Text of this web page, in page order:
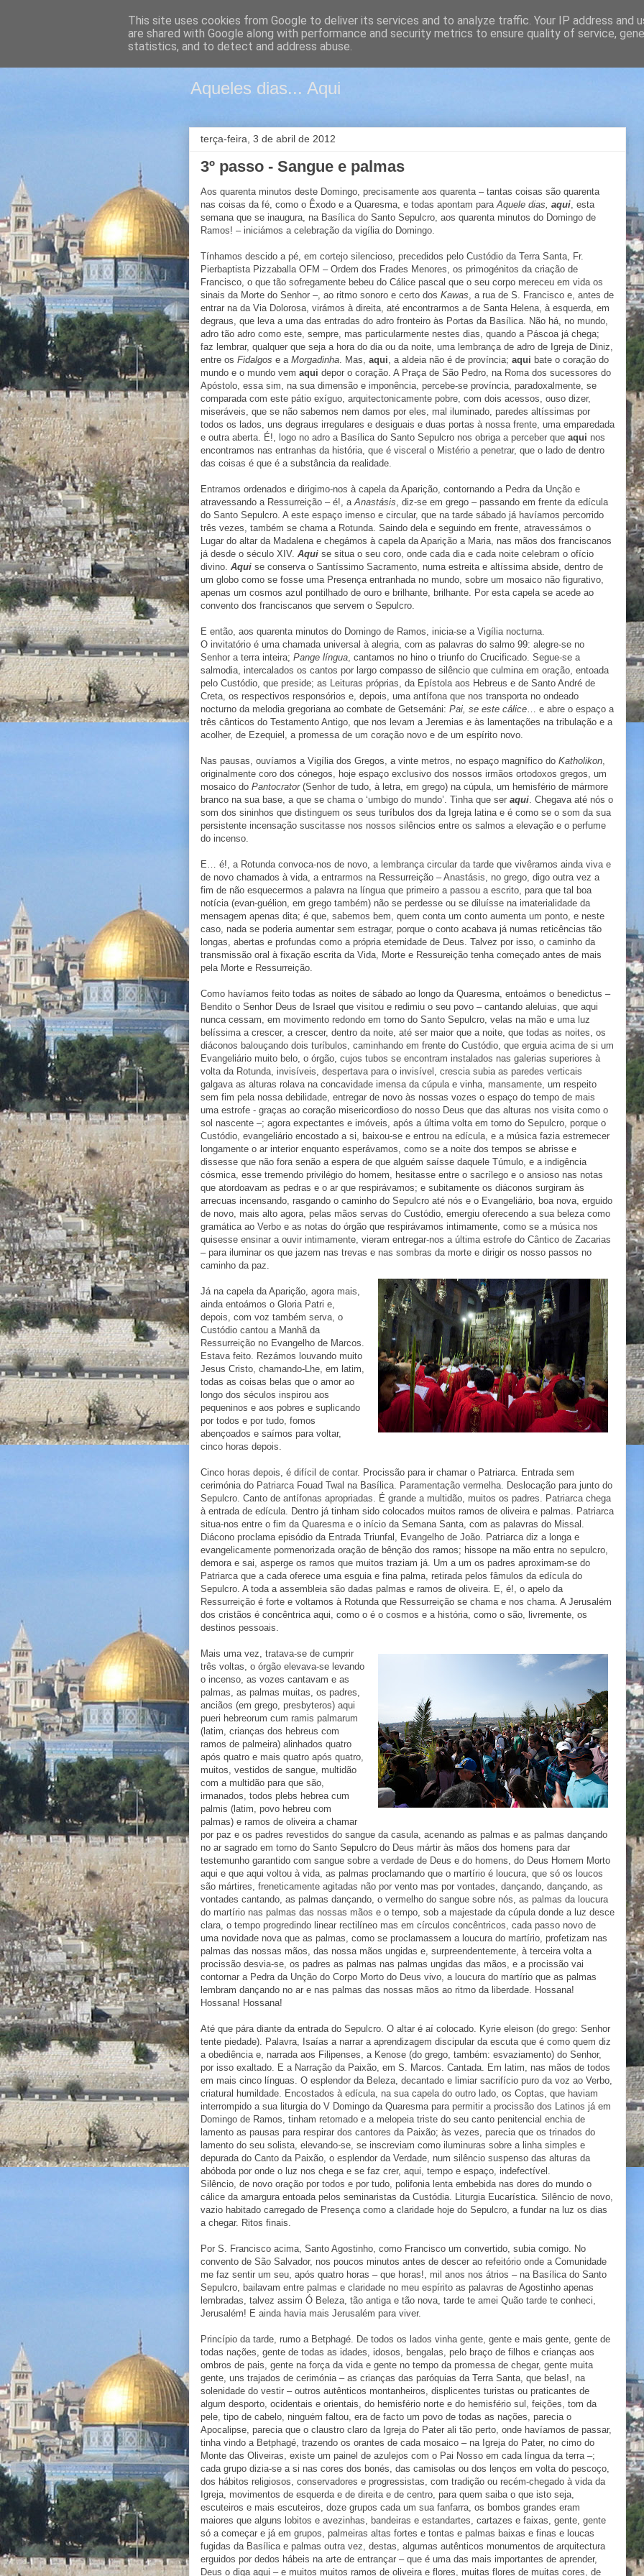
Páscoa em Jerusalém
Aqueles dias... Aqui
terça-feira, 3 de abril de 2012
3º passo - Sangue e palmas
Aos quarenta minutos deste Domingo, precisamente aos quarenta – tantas coisas são quarenta
nas coisas da fé, como o Êxodo e a Quaresma, e todas apontam paraAquele dias, aqui, esta
semana que se inaugura, na Basílica do Santo Sepulcro, aos quarenta minutos do Domingo de
Ramos! – iniciámos a celebração da vigília do Domingo.
Tínhamos descido a pé, em cortejo silencioso, precedidos pelo Custódio da Terra Santa, Fr.
Pierbaptista Pizzaballa OFM – Ordem dos Frades Menores, os primogénitos da criação de
Francisco, o que tão sofregamente bebeu do Cálice pascal que o seu corpo mereceu em vida os
sinais da Morte do Senhor –, ao ritmo sonoro e certo dos Kawas, a rua de S. Francisco e, antes de
entrar na da Via Dolorosa, virámos à direita, até encontrarmos a de Santa Helena, à esquerda, em
degraus, que leva a uma das entradas do adro fronteiro às Portas da Basílica. Não há, no mundo,
adro tão adro como este, sempre, mas particularmente nestes dias, quando a Páscoa já chega;
faz lembrar, qualquer que seja a hora do dia ou da noite, uma lembrança de adro de Igreja de Diniz,
entre os Fidalgos e a Morgadinha. Mas, aqui, a aldeia não é de província; aqui bate o coração do
mundo e o mundo vem aqui depor o coração. A Praça de São Pedro, na Roma dos sucessores do
Apóstolo, essa sim, na sua dimensão e imponência, percebe-se província, paradoxalmente, se
comparada com este pátio exíguo, arquitectonicamente pobre, com dois acessos, ouso dizer,
miseráveis, que se não sabemos nem damos por eles, mal iluminado, paredes altíssimas por
todos os lados, uns degraus irregulares e desiguais e duas portas à nossa frente, uma emparedada
e outra aberta. É!, logo no adro a Basílica do Santo Sepulcro nos obriga a perceber que aqui nos
encontramos nas entranhas da história, que é visceral o Mistério a penetrar, que o lado de dentro
das coisas é que é a substância da realidade.
Entramos ordenados e dirigimo-nos à capela da Aparição, contornando a Pedra da Unção e
atravessando a Ressurreição – é!, aAnastásis, diz-se em grego – passando em frente da edícula
do Santo Sepulcro. A este espaço imenso e circular, que na tarde sábado já havíamos percorrido
três vezes, também se chama a Rotunda. Saindo dela e seguindo em frente, atravessámos o
Lugar do altar da Madalena e chegámos à capela da Aparição a Maria, nas mãos dos franciscanos
já desde o século XIV. Aqui se situa o seu coro, onde cada dia e cada noite celebram o ofício
divino. Aqui se conserva o Santíssimo Sacramento, numa estreita e altíssima abside, dentro de
um globo como se fosse uma Presença entranhada no mundo, sobre um mosaico não figurativo,
apenas um cosmos azul pontilhado de ouro e brilhante, brilhante. Por esta capela se acede ao
convento dos franciscanos que servem o Sepulcro.
E então, aos quarenta minutos do Domingo de Ramos, inicia-se a Vigília nocturna.
O invitatório é uma chamada universal à alegria, com as palavras do salmo 99: alegre-se no
Senhor a terra inteira; Pange língua, cantamos no hino o triunfo do Crucificado. Segue-se a
salmodia, intercalados os cantos por largo compasso de silêncio que culmina em oração, entoada
pelo Custódio, que preside; as Leituras próprias, da Epístola aos Hebreus e de Santo André de
Creta, os respectivos responsórios e, depois, uma antífona que nos transporta no ondeado
nocturno da melodia gregoriana ao combate de Getsemáni: Pai, se este cálice… e abre o espaço a
três cânticos do Testamento Antigo, que nos levam a Jeremias e às lamentações na tribulação e a
acolher, de Ezequiel, a promessa de um coração novo e de um espírito novo.
Nas pausas, ouvíamos a Vigília dos Gregos, a vinte metros, no espaço magnífico do Katholikon,
originalmente coro dos cónegos, hoje espaço exclusivo dos nossos irmãos ortodoxos gregos, um
mosaico do Pantocrator(Senhor de tudo, à letra, em grego) na cúpula, um hemisfério de mármore
branco na sua base, a que se chama o ‘umbigo do mundo’. Tinha que ser aqui. Chegava até nós o
som dos sininhos que distinguem os seus turíbulos dos da Igreja latina e é como se o som da sua
persistente incensação suscitasse nos nossos silêncios entre os salmos a elevação e o perfume
do incenso.
E… é!, a Rotunda convoca-nos de novo, a lembrança circular da tarde que vivêramos ainda viva e
de novo chamados à vida, a entrarmos na Ressurreição – Anastásis, no grego, digo outra vez a
fim de não esquecermos a palavra na língua que primeiro a passou a escrito, para que tal boa
notícia (evan-guélion, em grego também) não se perdesse ou se diluísse na imaterialidade da
mensagem apenas dita; é que, sabemos bem, quem conta um conto aumenta um ponto, e neste
caso, nada se poderia aumentar sem estragar, porque o conto acabava já numas reticências tão
longas, abertas e profundas como a própria eternidade de Deus. Talvez por isso, o caminho da
transmissão oral à fixação escrita da Vida, Morte e Ressureição tenha começado antes de mais
pela Morte e Ressurreição.
Como havíamos feito todas as noites de sábado ao longo da Quaresma, entoámos o benedictus –
Bendito o Senhor Deus de Israel que visitou e redimiu o seu povo – cantando aleluias, que aqui
nunca cessam, em movimento redondo em torno do Santo Sepulcro, velas na mão e uma luz
belíssima a crescer, a crescer, dentro da noite, até ser maior que a noite, que todas as noites, os
diáconos balouçando dois turíbulos, caminhando em frente do Custódio, que erguia acima de si um
Evangeliário muito belo, o órgão, cujos tubos se encontram instalados nas galerias superiores à
volta da Rotunda, invisíveis, despertava para o invisível, crescia subia as paredes verticais
galgava as alturas rolava na concavidade imensa da cúpula e vinha, mansamente, um respeito
sem fim pela nossa debilidade, entregar de novo às nossas vozes o espaço do tempo de mais
uma estrofe - graças ao coração misericordioso do nosso Deus que das alturas nos visita como o
sol nascente –; agora expectantes e imóveis, após a última volta em torno do Sepulcro, porque o
Custódio, evangeliário encostado a si, baixou-se e entrou na edícula, e a música fazia estremecer
longamente o ar interior enquanto esperávamos, como se a noite dos tempos se abrisse e
dissesse que não fora senão a espera de que alguém saísse daquele Túmulo, e a indigência
cósmica, esse tremendo privilégio do homem, hesitasse entre o sacrílego e o ansioso nas notas
que atordoavam as pedras e o ar que respirávamos; e subitamente os diáconos surgiram às
arrecuas incensando, rasgando o caminho do Sepulcro até nós e o Evangeliário, boa nova, erguido
de novo, mais alto agora, pelas mãos servas do Custódio, emergiu oferecendo a sua beleza como
gramática ao Verbo e as notas do órgão que respirávamos intimamente, como se a música nos
quisesse ensinar a ouvir intimamente, vieram entregar-nos a última estrofe do Cântico de Zacarias
– para iluminar os que jazem nas trevas e nas sombras da morte e dirigir os nosso passos no
caminho da paz.
Já na capela da Aparição, agora mais,
ainda entoámos o Gloria Patri e,
depois, com voz também serva, o
Custódio cantou a Manhã da
Ressurreição no Evangelho de Marcos.
Estava feito. Rezámos louvando muito
Jesus Cristo, chamando-Lhe, em latim,
todas as coisas belas que o amor ao
longo dos séculos inspirou aos
pequeninos e aos pobres e suplicando
por todos e por tudo, fomos
abençoados e saímos para voltar,
cinco horas depois.
Cinco horas depois, é difícil de contar. Procissão para ir chamar o Patriarca. Entrada sem
cerimónia do Patriarca Fouad Twal na Basílica. Paramentação vermelha. Deslocação para junto do
Sepulcro. Canto de antífonas apropriadas. É grande a multidão, muitos os padres. Patriarca chega
à entrada de edícula. Dentro já tinham sido colocados muitos ramos de oliveira e palmas. Patriarca
situa-nos entre o fim da Quaresma e o início da Semana Santa, com as palavras do Missal.
Diácono proclama episódio da Entrada Triunfal, Evangelho de João. Patriarca diz a longa e
evangelicamente pormenorizada oração de bênção dos ramos; hissope na mão entra no sepulcro,
demora e sai, asperge os ramos que muitos traziam já. Um a um os padres aproximam-se do
Patriarca que a cada oferece uma esguia e fina palma, retirada pelos fâmulos da edícula do
Sepulcro. A toda a assembleia são dadas palmas e ramos de oliveira. E, é!, o apelo da
Ressurreição é forte e voltamos à Rotunda que Ressurreição se chama e nos chama. A Jerusalém
dos cristãos é concêntrica aqui, como o é o cosmos e a história, como o são, livremente, os
destinos pessoais.
Mais uma vez, tratava-se de cumprir
três voltas, o órgão elevava-se levando
o incenso, as vozes cantavam e as
palmas, as palmas muitas, os padres,
anciãos (em grego, presbyteros) aqui
pueri hebreorum cum ramis palmarum
(latim, crianças dos hebreus com
ramos de palmeira) alinhados quatro
após quatro e mais quatro após quatro,
muitos, vestidos de sangue, multidão
com a multidão para que são,
irmanados, todos plebs hebrea cum
palmis (latim, povo hebreu com
palmas) e ramos de oliveira a chamar
por paz e os padres revestidos do sangue da casula, acenando as palmas e as palmas dançando
no ar sagrado em torno do Santo Sepulcro do Deus mártir às mãos dos homens para dar
testemunho garantido com sangue sobre a verdade de Deus e do homens, do Deus Homem Morto
aqui e que aqui voltou à vida, as palmas proclamando que o martírio é loucura, que só os loucos
são mártires, freneticamente agitadas não por vento mas por vontades, dançando, dançando, as
vontades cantando, as palmas dançando, o vermelho do sangue sobre nós, as palmas da loucura
do martírio nas palmas das nossas mãos e o tempo, sob a majestade da cúpula donde a luz desce
clara, o tempo progredindo linear rectilíneo mas em círculos concêntricos, cada passo novo de
uma novidade nova que as palmas, como se proclamassem a loucura do martírio, profetizam nas
palmas das nossas mãos, das nossa mãos ungidas e, surpreendentemente, à terceira volta a
procissão desvia-se, os padres as palmas nas palmas ungidas das mãos, e a procissão vai
contornar a Pedra da Unção do Corpo Morto do Deus vivo, a loucura do martírio que as palmas
lembram dançando no ar e nas palmas das nossas mãos ao ritmo da liberdade. Hossana!
Hossana! Hossana!
Até que pára diante da entrada do Sepulcro. O altar é aí colocado. Kyrie eleison (do grego: Senhor
tente piedade). Palavra, Isaías a narrar a aprendizagem discipular da escuta que é como quem diz
a obediência e, narrada aos Filipenses, a Kenose (do grego, também: esvaziamento) do Senhor,
por isso exaltado. E a Narração da Paixão, em S. Marcos. Cantada. Em latim, nas mãos de todos
em mais cinco línguas. O esplendor da Beleza, decantado e limiar sacrifício puro da voz ao Verbo,
criatural humildade. Encostados à edícula, na sua capela do outro lado, os Coptas, que haviam
interrompido a sua liturgia do V Domingo da Quaresma para permitir a procissão dos Latinos já em
Domingo de Ramos, tinham retomado e a melopeia triste do seu canto penitencial enchia de
lamento as pausas para respirar dos cantores da Paixão; às vezes, parecia que os trinados do
lamento do seu solista, elevando-se, se inscreviam como iluminuras sobre a linha simples e
depurada do Canto da Paixão, o esplendor da Verdade, num silêncio suspenso das alturas da
abóboda por onde o luz nos chega e se faz crer, aqui, tempo e espaço, indefectível.
Silêncio, de novo oração por todos e por tudo, polifonia lenta embebida nas dores do mundo o
cálice da amargura entoada pelos seminaristas da Custódia. Liturgia Eucarística. Silêncio de novo,
vazio habitado carregado de Presença como a claridade hoje do Sepulcro, a fundar na luz os dias
a chegar. Ritos finais.
Por S. Francisco acima, Santo Agostinho, como Francisco um convertido, subia comigo. No
convento de São Salvador, nos poucos minutos antes de descer ao refeitório onde a Comunidade
me faz sentir um seu, após quatro horas – que horas!, mil anos nos átrios – na Basílica do Santo
Sepulcro, bailavam entre palmas e claridade no meu espírito as palavras de Agostinho apenas
lembradas, talvez assim Ó Beleza, tão antiga e tão nova, tarde te amei Quão tarde te conheci,
Jerusalém! E ainda havia mais Jerusalém para viver.
Princípio da tarde, rumo a Betphagé. De todos os lados vinha gente, gente e mais gente, gente de
todas nações, gente de todas as idades, idosos, bengalas, pelo braço de filhos e crianças aos
ombros de pais, gente na força da vida e gente no tempo da promessa de chegar, gente muita
gente, uns trajados de cerimónia – as crianças das paróquias da Terra Santa, que belas!, na
solenidade do vestir – outros autênticos montanheiros, displicentes turistas ou praticantes de
algum desporto, ocidentais e orientais, do hemisfério norte e do hemisfério sul, feições, tom da
pele, tipo de cabelo, ninguém faltou, era de facto um povo de todas as nações, parecia o
Apocalipse, parecia que o claustro claro da Igreja do Pater ali tão perto, onde havíamos de passar,
tinha vindo a Betphagé, trazendo os orantes de cada mosaico – na Igreja do Pater, no cimo do
Monte das Oliveiras, existe um painel de azulejos com o Pai Nosso em cada língua da terra –;
cada grupo dizia-se a si nas cores dos bonés, das camisolas ou dos lenços em volta do pescoço,
dos hábitos religiosos, conservadores e progressistas, com tradição ou recém-chegado à vida da
Igreja, movimentos de esquerda e de direita e de centro, para quem saiba o que isto seja,
escuteiros e mais escuteiros, doze grupos cada um sua fanfarra, os bombos grandes eram
maiores que alguns lobitos e avezinhas, bandeiras e estandartes, cartazes e faixas, gente, gente
só a começar e já em grupos, palmeiras altas fortes e tontas e palmas baixas e finas e loucas
fugidas da Basílica e palmas outra vez, destas, algumas autênticos monumentos de arquitectura
erguidos por dedos hábeis na arte de entrançar – que é uma das mais importantes de aprender,
Deus o diga aqui – e muitos muitos ramos de oliveira e flores, muitas flores de muitas cores, de
This site uses cookies from Google to deliver its services and to analyze traffic. Your IP address and
are shared with Google along with performance and security metrics to ensure quality of service,
statistics, and to detect and address abuse.